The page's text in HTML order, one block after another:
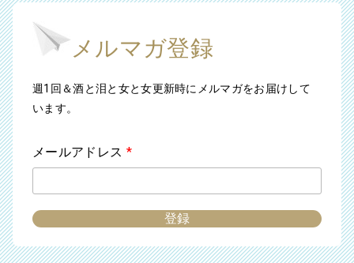
メルマガ登録
週1回＆酒と泪と女と女更新時にメルマガをお届けして
います。
メールアドレス *